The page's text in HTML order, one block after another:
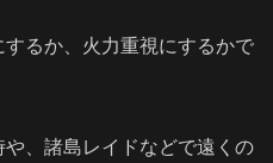
るか、火力重視にするかで
、諸島レイドなどで遠くの